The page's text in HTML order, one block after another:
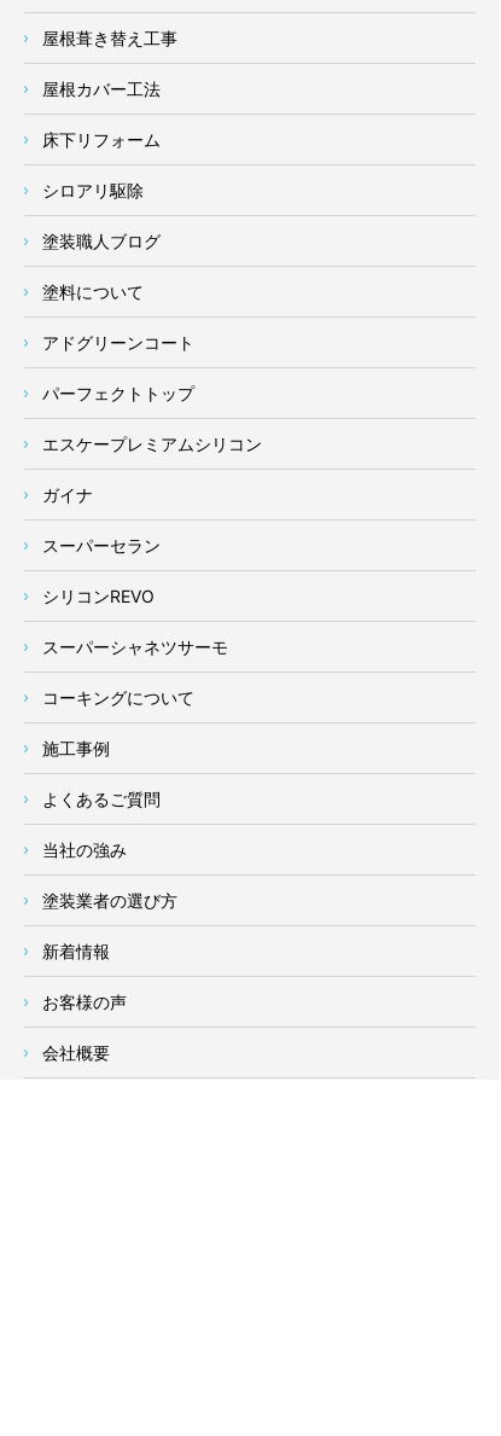
屋根葺き替え工事
屋根カバー工法
床下リフォーム
シロアリ駆除
塗装職人ブログ
塗料について
アドグリーンコート
パーフェクトトップ
エスケープレミアムシリコン
ガイナ
スーパーセラン
シリコンREVO
スーパーシャネツサーモ
コーキングについて
施工事例
よくあるご質問
当社の強み
塗装業者の選び方
新着情報
お客様の声
会社概要